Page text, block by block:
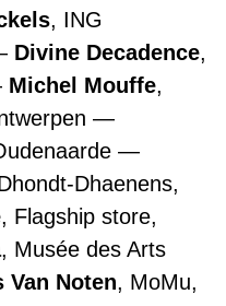
, ING
Divine Decadence,
Michel Mouffe,
Dhaenens,
, Flagship store,
, Musée des Arts
Van Noten, MoMu,